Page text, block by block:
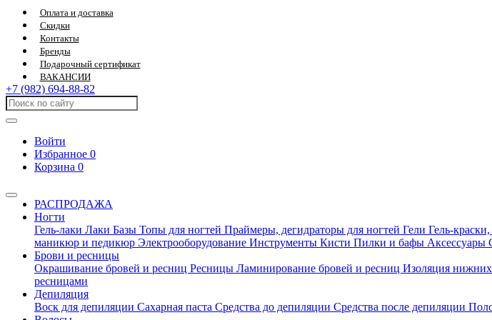
Оплата и доставка
Скидки
Контакты
Бренды
Подарочный сертификат
ВАКАНСИИ
+7 (982) 694-88-82
Войти
Избранное 0
Корзина 0
РАСПРОДАЖА
Ногти
Гель-лаки Лаки Базы Топы для ногтей Праймеры, дегидраторы для ногтей Гели Гель-
маникюр и педикюр Электрооборудование Инструменты Кисти Пилки и бафы Аксессуары
Брови и ресницы
Окрашивание бровей и ресниц Ресницы Ламинирование бровей и ресниц Изоляция
ресницами
Депиляция
Воск для депиляции Сахарная паста Средства до депиляции Средства после депиляции